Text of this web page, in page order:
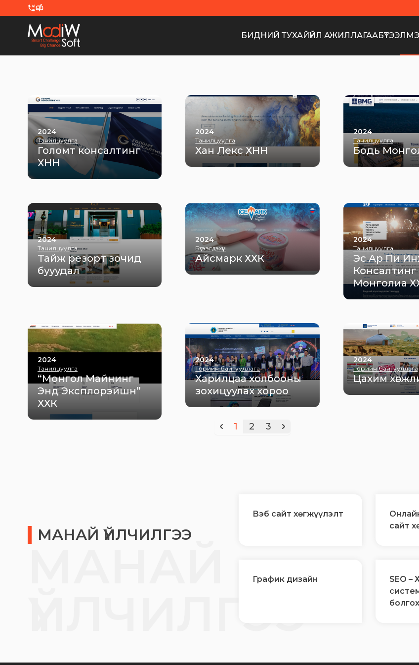
Skip to content
БИДНИЙ ТУХАЙҮЙЛ АЖИЛЛАГААБҮТЭЭЛ
2024
Танилцуулга
Голомт консалтинг
ХНН
2024
Танилцуулга
Хан Лекс ХНН
2024
Танилцуулга
Бодь
2024
Танилцуулга
Тайж резорт зочид
бууудал
2024
Бүтээгдэхүүн
Айсмарк ХХК
2024
Танилцуулга
Эс Ар Пи
Консалтинг
Монголиа
2024
Танилцуулга
“Монгол Майнинг
Энд Эксплорэйшн”
ХХК
2024
Төрийн байгууллага
Харилцаа холбооны
зохицуулах хороо
2024
Төрийн байгууллага
Цахим
1 2 3
МАНАЙ ҮЙЛЧИЛГЭЭ
Вэб сайт хөгжүүлэлт
сайт
График дизайн
SEO –
болгох